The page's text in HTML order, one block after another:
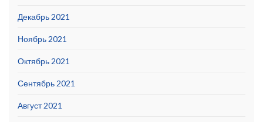
Декабрь 2021
Ноябрь 2021
Октябрь 2021
Сентябрь 2021
Август 2021